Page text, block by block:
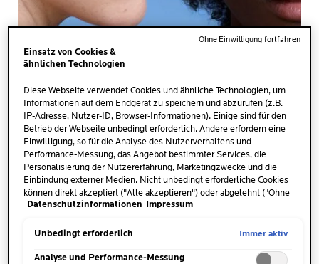
MENGE
des Feuchtigkeitsfluid für jede
Körperpartie.
WANN
Ein oder zweimal täglich,
morgens und abends.
Für den gesamten Körper.
Einsatz von Cookies &
ähnlichen Technologien
Diese Webseite verwendet Cookies und ähnliche Technologien, um
Informationen auf dem Endgerät zu speichern und abzurufen (z.B.
IP-Adresse, Nutzer-ID, Browser-Informationen). Einige sind für den
Betrieb der Webseite unbedingt erforderlich. Andere erfordern eine
Einwilligung, so für die Analyse des Nutzerverhaltens und
Performance-Messung, das Angebot bestimmter Services, die
Personalisierung der Nutzererfahrung, Marketingzwecke und die
Einbindung externer Medien. Nicht unbedingt erforderliche Cookies
können direkt akzeptiert ("Alle akzeptieren") oder abgelehnt ("Ohne
Einwilligung fortfahren") werden. Individuelle Anpassungen der
speichern"). Die Auswahl kann jederzeit unter dem Link "Cookie-
unsere Datenschutzinformationen.
Datenschutzinformationen Impressum
Unbedingt erforderlich Immer aktiv
Analyse und Performance-Messung
Ohne Einwilligung fortfahren